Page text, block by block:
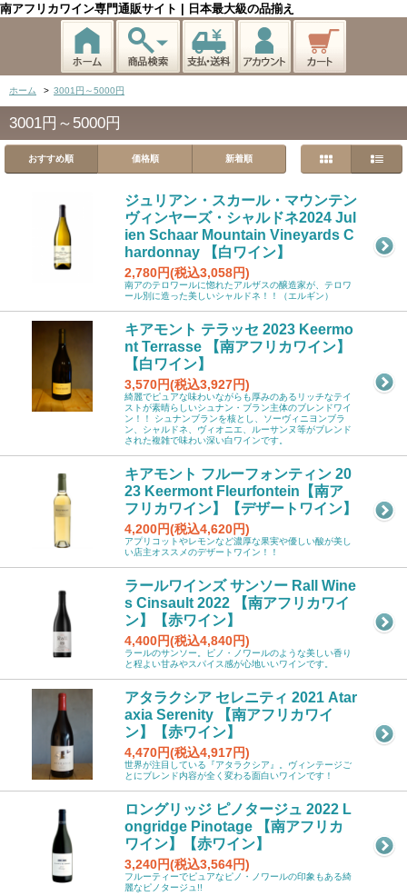
南アフリカワイン専門通販サイト | 日本最大級の品揃え
ホーム > 3001円～5000円
3001円～5000円
おすすめ順 価格順 新着順
ジュリアン・スカール・マウンテン
ヴィンヤーズ・シャルドネ2024 Jul
ien Schaar Mountain Vineyards C
hardonnay 【白ワイン】
2,780円(税込3,058円)
南アのテロワールに惚れたアルザスの醸造家が、テロワ
ール別に造った美しいシャルドネ！！（エルギン）
キアモント テラッセ 2023 Keermo
nt Terrasse 【南アフリカワイン】
【白ワイン】
3,570円(税込3,927円)
綺麗でピュアな味わいながらも厚みのあるリッチなテイ
ストが素晴らしいシュナン・ブラン主体のブレンドワイ
ン！！ シュナンブランを核とし、ソーヴィニヨンブラ
ン、シャルドネ、ヴィオニエ、ルーサンヌ等がブレンド
された複雑で味わい深い白ワインです。
キアモント フルーフォンティン 20
23 Keermont Fleurfontein【南ア
フリカワイン】【デザートワイン】
4,200円(税込4,620円)
アプリコットやレモンなど濃厚な果実や優しい酸が美し
い店主オススメのデザートワイン！！
ラールワインズ サンソー Rall Wine
s Cinsault 2022 【南アフリカワイ
ン】【赤ワイン】
4,400円(税込4,840円)
ラールのサンソー。ピノ・ノワールのような美しい香り
と程よい甘みやスパイス感が心地いいワインです。
アタラクシア セレニティ 2021 Atar
axia Serenity 【南アフリカワイ
ン】【赤ワイン】
4,470円(税込4,917円)
世界が注目している『アタラクシア』。ヴィンテージご
とにブレンド内容が全く変わる面白いワインです！
ロングリッジ ピノタージュ 2022 L
ongridge Pinotage 【南アフリカ
ワイン】【赤ワイン】
3,240円(税込3,564円)
フルーティーでピュアなピノ・ノワールの印象もある綺
麗なピノタージュ!!